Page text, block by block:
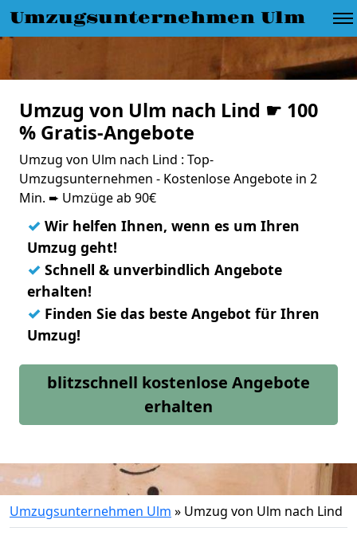
Umzugsunternehmen Ulm
Umzug von Ulm nach Lind ☛ 100
% Gratis-Angebote
Umzug von Ulm nach Lind : Top-
Umzugsunternehmen - Kostenlose Angebote in 2
Min. ➨ Umzüge ab 90€
✓ Wir helfen Ihnen, wenn es um Ihren
Umzug geht!
✓ Schnell & unverbindlich Angebote
erhalten!
✓ Finden Sie das beste Angebot für Ihren
Umzug!
blitzschnell kostenlose Angebote
erhalten
Umzugsunternehmen Ulm » Umzug von Ulm nach Lind